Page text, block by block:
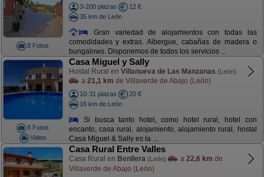
8 Fotos
3-200 plazas
12 €
35 km de León
Gran variedad de alojamientos con todas las
comodidades y extras. Albergue, cabañas de madera o
bungalows. Disponemos de todos los servicios ...
8 Fotos
Video
Casa Miguel y Sally
Hostal Rural en Villanueva de Las Manzanas (León)
a 21,1 km de Villaverde de Abajo (León)
10-31 plazas
20 €
16 km de León
Si busca tanto hotel, como hotel rural, hotel con
encanto, casa rural, alojamiento, alojamiento rural, hostal
Casa Miguel & Sally es la ...
Casa Rural Entre Valles
Casa Rural en Benllera (León) a 22,6 km de
Villaverde de Abajo (León)